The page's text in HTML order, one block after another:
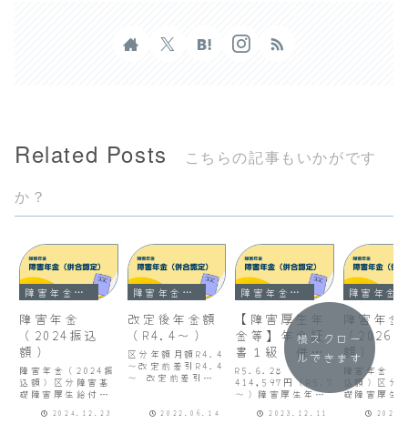
Related Posts
こちらの記事もいかがです
か？
障害年金（併合認定）
障害年金
（2024振込
額）
障害年金（2024振
込額）区分障害基
礎障害厚生給付金
職域
2024.12.23
障害年金（併合認定）
改定後年金額
（R4.4～）
区分年額月額R4.4
～改定前差引R4.4
～ 改定前差引障
2022.06.14
障害年金（併合認定）
【障害厚生年
金等】年金証
書１級 併合
認定（透析２
級+精神２
級）
R5.6.28
414,597円（R5.7
～）障害厚生年金
82,922円（R5.7
2023.12.11
障害年金
（2026
額）
障害年金（
込額）区分
礎障害厚生
職域
横スクロー
ルできます